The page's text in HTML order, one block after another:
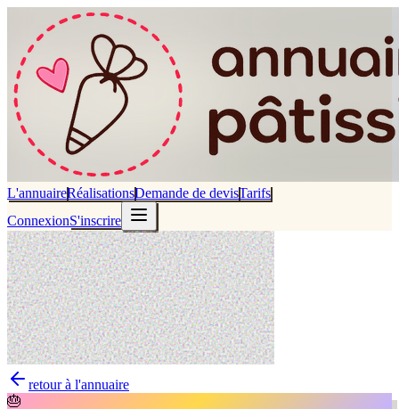
L'annuaireRéalisationsDemande de devisTarifs
ConnexionS'inscrire
retour à l'annuaire
🎂